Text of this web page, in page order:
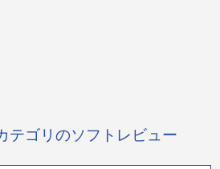
テゴリのソフトレビュー